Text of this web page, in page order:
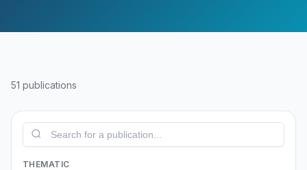
51 publications
THEMATIC